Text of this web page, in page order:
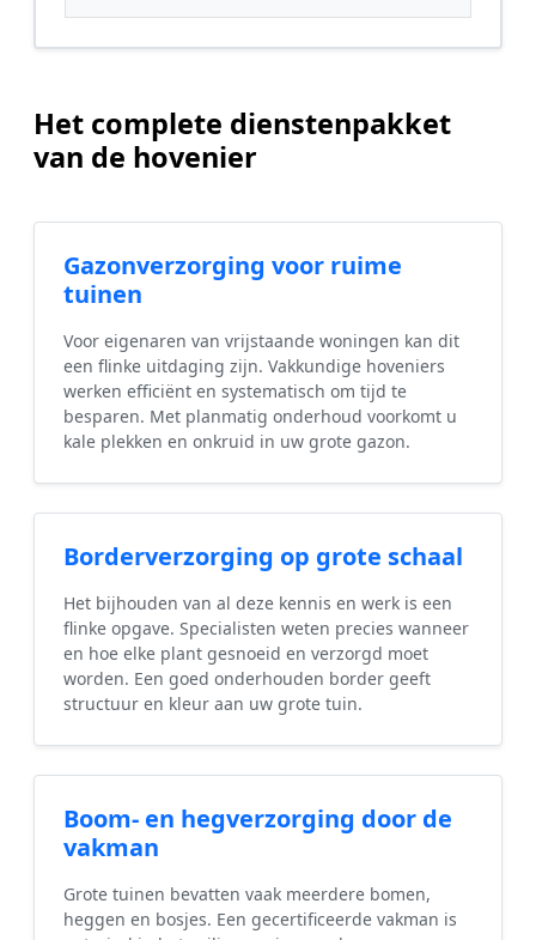
Het complete dienstenpakket
van de hovenier
Gazonverzorging voor ruime
tuinen
Voor eigenaren van vrijstaande woningen kan dit
een flinke uitdaging zijn. Vakkundige hoveniers
werken efficiënt en systematisch om tijd te
besparen. Met planmatig onderhoud voorkomt u
kale plekken en onkruid in uw grote gazon.
Borderverzorging op grote schaal
Het bijhouden van al deze kennis en werk is een
flinke opgave. Specialisten weten precies wanneer
en hoe elke plant gesnoeid en verzorgd moet
worden. Een goed onderhouden border geeft
structuur en kleur aan uw grote tuin.
Boom- en hegverzorging door de
vakman
Grote tuinen bevatten vaak meerdere bomen,
heggen en bosjes. Een gecertificeerde vakman is